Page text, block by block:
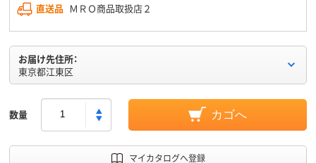
直送品 ＭＲＯ商品取扱店２
お届け先住所：
東京都江東区
数量 カゴへ
マイカタログへ登録